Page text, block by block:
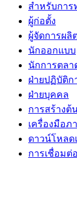
สำหรับการ
ผู้ก่อตั้ง
ผู้จัดการผ
นักออกแบบ
นักการตลา
ฝ่ายปฏิบัติก
ฝ่ายบุคคล
การสร้างต้
เครื่องมือภ
ดาวน์โหลด
การเชื่อมต่อ